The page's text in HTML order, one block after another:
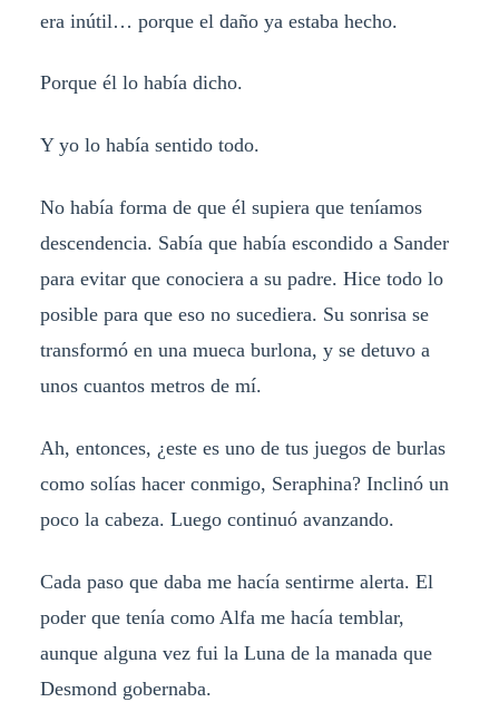
era inútil… porque el daño ya estaba hecho.
Porque él lo había dicho.
Y yo lo había sentido todo.
No había forma de que él supiera que teníamos
descendencia. Sabía que había escondido a Sander
para evitar que conociera a su padre. Hice todo lo
posible para que eso no sucediera. Su sonrisa se
transformó en una mueca burlona, ​​y se detuvo a
unos cuantos metros de mí.
Ah, entonces, ¿este es uno de tus juegos de burlas
como solías hacer conmigo, Seraphina? Inclinó un
poco la cabeza. Luego continuó avanzando.
Cada paso que daba me hacía sentirme alerta. El
poder que tenía como Alfa me hacía temblar,
aunque alguna vez fui la Luna de la manada que
Desmond gobernaba.